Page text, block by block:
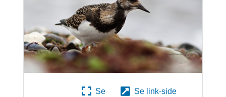
Se
Se link-side